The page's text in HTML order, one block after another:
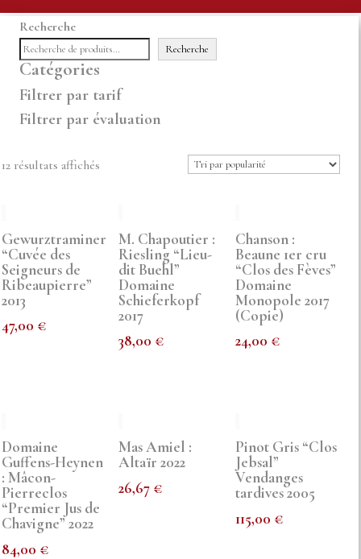
Recherche
Recherche
Catégories
Filtrer par tarif
Filtrer par évaluation
12 résultats affichés
Gewurztraminer
“Cuvée des
Seigneurs de
Ribeaupierre”
2013
47,00 €
M. Chapoutier :
Riesling “Lieu-
dit Buehl”
Domaine
Schieferkopf
2017
38,00 €
Chanson :
Beaune 1er cru
“Clos des Fèves”
Domaine
Monopole 2017
(Copie)
24,00 €
Domaine
Guffens-Heynen
: Mâcon-
Pierreclos
“Premier Jus de
Chavigne” 2022
84,00 €
Mas Amiel :
Altaïr 2022
26,67 €
Pinot Gris “Clos
Jebsal”
Vendanges
tardives 2005
115,00 €